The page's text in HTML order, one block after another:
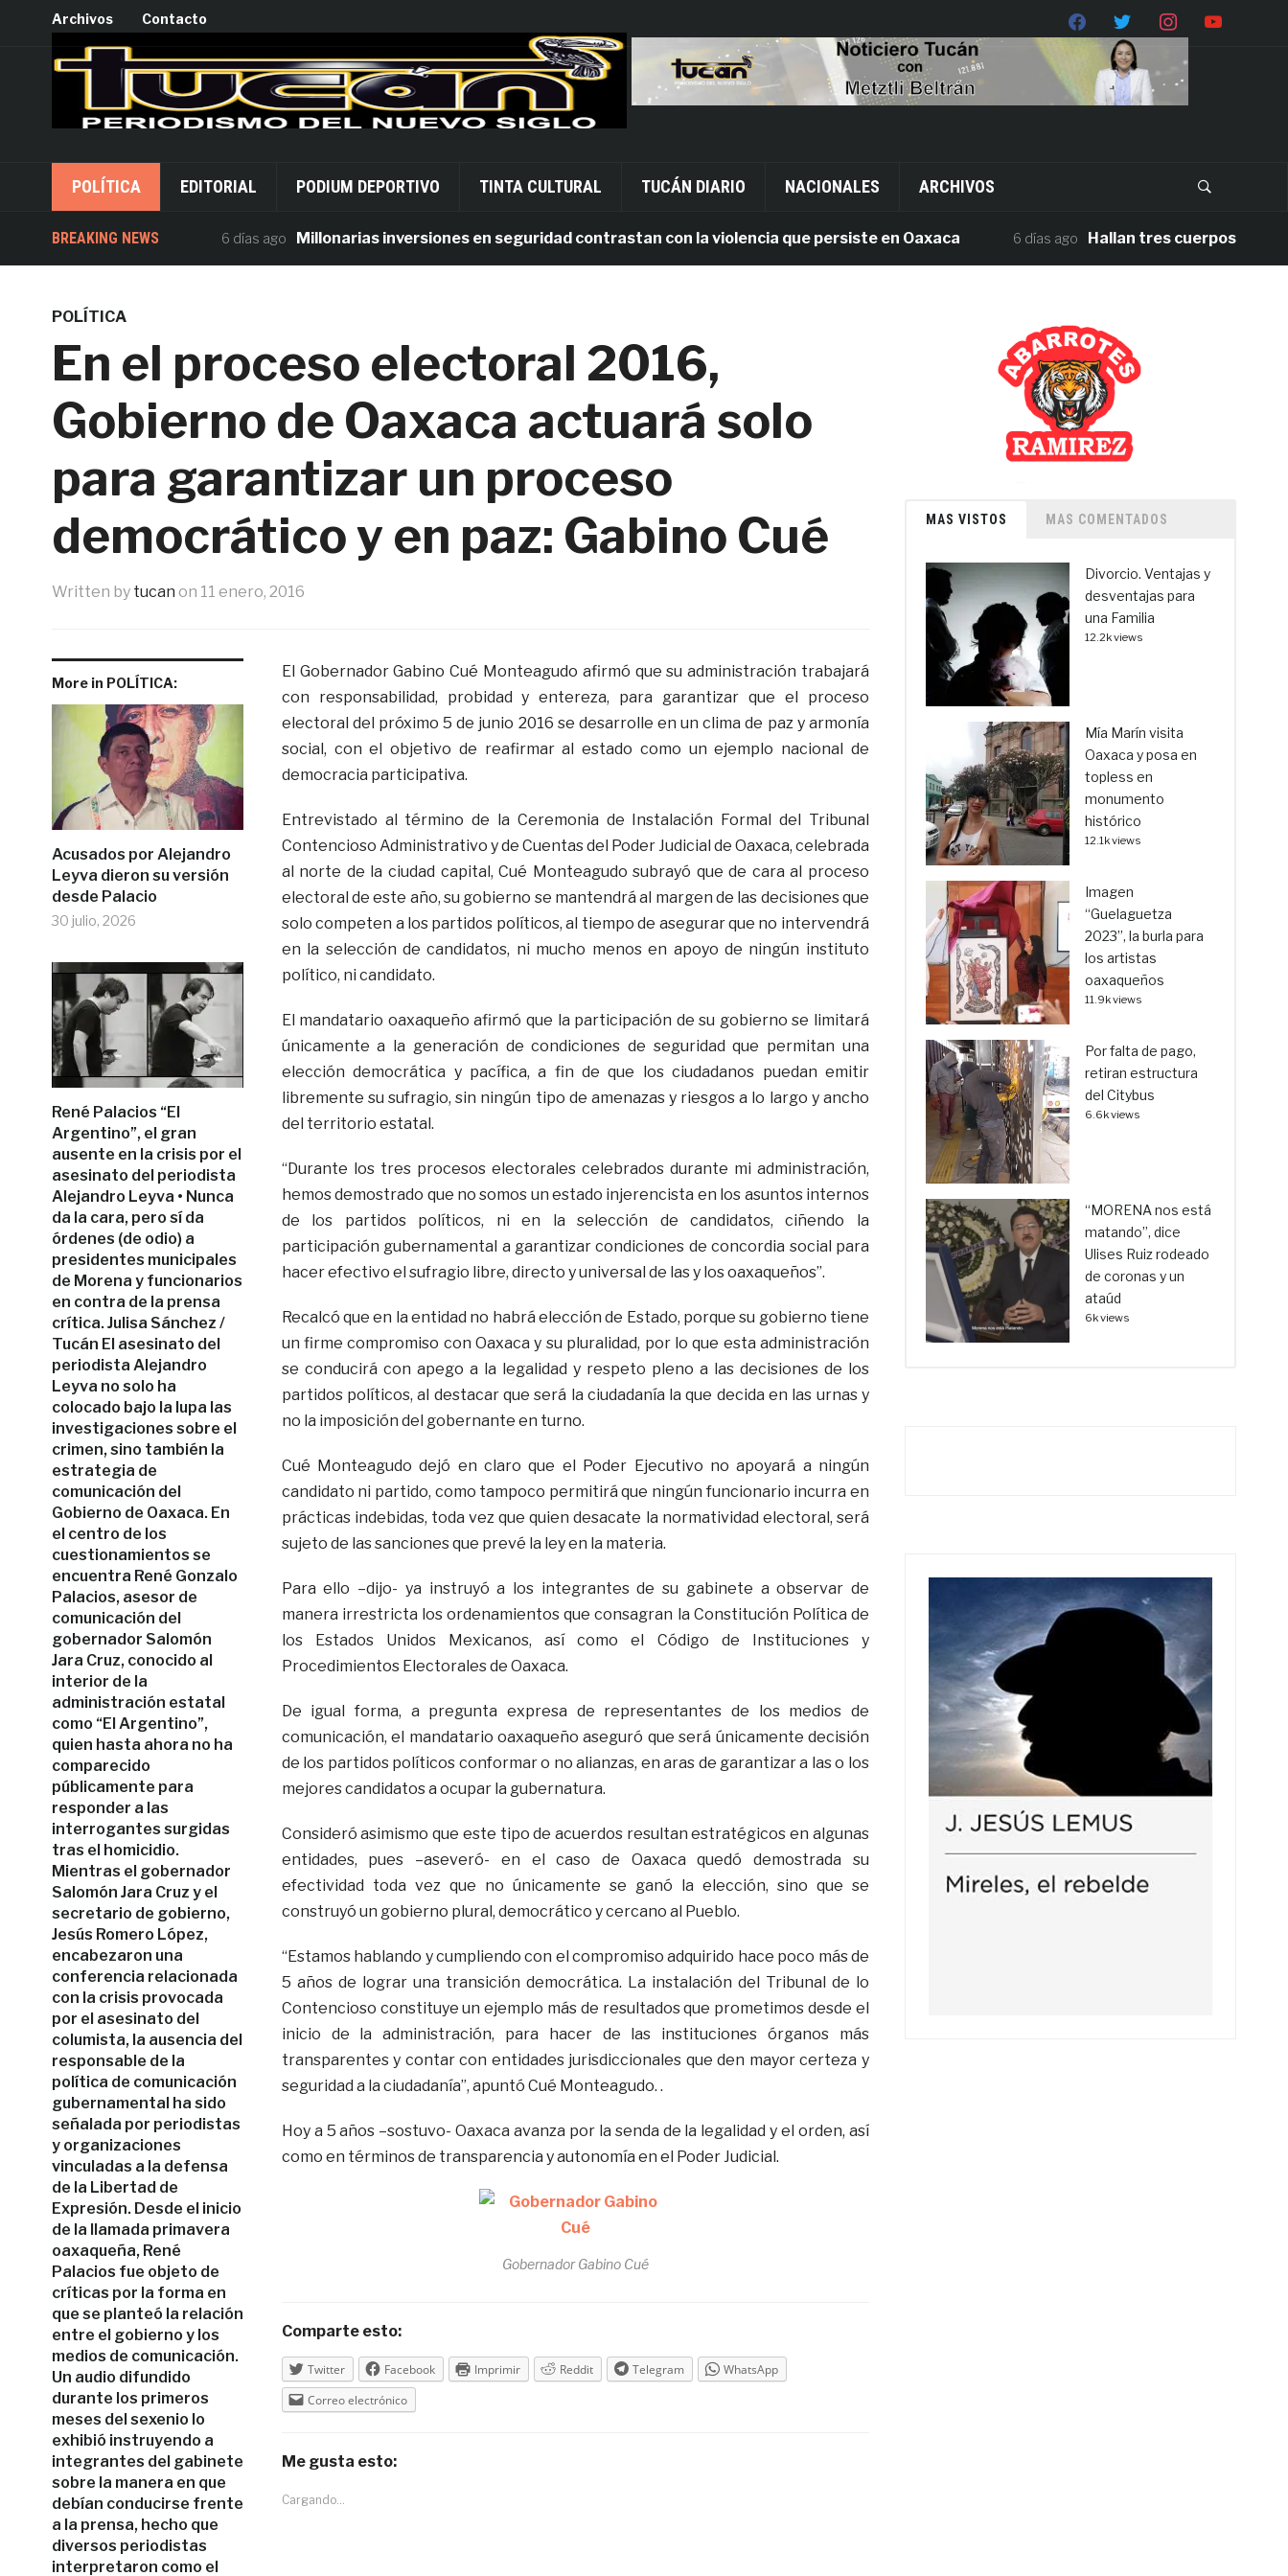
Archivos Contacto
POLÍTICA EDITORIAL PODIUM DEPORTIVO TINTA CULTURAL TUCÁN DIARIO NACIONALES ARCHIVOS
BREAKING NEWS 6 días ago Millonarias inversiones en seguridad contrastan con la violencia que persiste en Oaxaca 6 días ago Hallan tres cuerpos sin vida en
POLÍTICA
En el proceso electoral 2016,
Gobierno de Oaxaca actuará solo
para garantizar un proceso
democrático y en paz: Gabino Cué
Written by tucan on 11 enero, 2016
More in POLÍTICA:
Acusados por Alejandro
Leyva dieron su versión
desde Palacio
30 julio, 2026
René Palacios “El
Argentino”, el gran
ausente en la crisis por el
asesinato del periodista
Alejandro Leyva • Nunca
da la cara, pero sí da
órdenes (de odio) a
presidentes municipales
de Morena y funcionarios
en contra de la prensa
crítica. Julisa Sánchez /
Tucán El asesinato del
periodista Alejandro
Leyva no solo ha
colocado bajo la lupa las
investigaciones sobre el
crimen, sino también la
estrategia de
comunicación del
Gobierno de Oaxaca. En
el centro de los
cuestionamientos se
encuentra René Gonzalo
Palacios, asesor de
comunicación del
gobernador Salomón
Jara Cruz, conocido al
interior de la
administración estatal
como “El Argentino”,
quien hasta ahora no ha
comparecido
públicamente para
responder a las
interrogantes surgidas
tras el homicidio.
Mientras el gobernador
Salomón Jara Cruz y el
secretario de gobierno,
Jesús Romero López,
encabezaron una
conferencia relacionada
con la crisis provocada
por el asesinato del
columista, la ausencia del
responsable de la
política de comunicación
gubernamental ha sido
señalada por periodistas
y organizaciones
vinculadas a la defensa
de la Libertad de
Expresión. Desde el inicio
de la llamada primavera
oaxaqueña, René
Palacios fue objeto de
críticas por la forma en
que se planteó la relación
entre el gobierno y los
medios de comunicación.
Un audio difundido
durante los primeros
meses del sexenio lo
exhibió instruyendo a
integrantes del gabinete
sobre la manera en que
debían conducirse frente
a la prensa, hecho que
diversos periodistas
interpretaron como el
El Gobernador Gabino Cué Monteagudo afirmó que su administración trabajará
con responsabilidad, probidad y entereza, para garantizar que el proceso
electoral del próximo 5 de junio 2016 se desarrolle en un clima de paz y armonía
social, con el objetivo de reafirmar al estado como un ejemplo nacional de
democracia participativa.
Entrevistado al término de la Ceremonia de Instalación Formal del Tribunal
Contencioso Administrativo y de Cuentas del Poder Judicial de Oaxaca, celebrada
al norte de la ciudad capital, Cué Monteagudo subrayó que de cara al proceso
electoral de este año, su gobierno se mantendrá al margen de las decisiones que
solo competen a los partidos políticos, al tiempo de asegurar que no intervendrá
en la selección de candidatos, ni mucho menos en apoyo de ningún instituto
político, ni candidato.
El mandatario oaxaqueño afirmó que la participación de su gobierno se limitará
únicamente a la generación de condiciones de seguridad que permitan una
elección democrática y pacífica, a fin de que los ciudadanos puedan emitir
libremente su sufragio, sin ningún tipo de amenazas y riesgos a lo largo y ancho
del territorio estatal.
“Durante los tres procesos electorales celebrados durante mi administración,
hemos demostrado que no somos un estado injerencista en los asuntos internos
de los partidos políticos, ni en la selección de candidatos, ciñendo la
participación gubernamental a garantizar condiciones de concordia social para
hacer efectivo el sufragio libre, directo y universal de las y los oaxaqueños”.
Recalcó que en la entidad no habrá elección de Estado, porque su gobierno tiene
un firme compromiso con Oaxaca y su pluralidad, por lo que esta administración
se conducirá con apego a la legalidad y respeto pleno a las decisiones de los
partidos políticos, al destacar que será la ciudadanía la que decida en las urnas y
no la imposición del gobernante en turno.
Cué Monteagudo dejó en claro que el Poder Ejecutivo no apoyará a ningún
candidato ni partido, como tampoco permitirá que ningún funcionario incurra en
prácticas indebidas, toda vez que quien desacate la normatividad electoral, será
sujeto de las sanciones que prevé la ley en la materia.
Para ello –dijo- ya instruyó a los integrantes de su gabinete a observar de
manera irrestricta los ordenamientos que consagran la Constitución Política de
los Estados Unidos Mexicanos, así como el Código de Instituciones y
Procedimientos Electorales de Oaxaca.
De igual forma, a pregunta expresa de representantes de los medios de
comunicación, el mandatario oaxaqueño aseguró que será únicamente decisión
de los partidos políticos conformar o no alianzas, en aras de garantizar a las o los
mejores candidatos a ocupar la gubernatura.
Consideró asimismo que este tipo de acuerdos resultan estratégicos en algunas
entidades, pues –aseveró- en el caso de Oaxaca quedó demostrada su
efectividad toda vez que no únicamente se ganó la elección, sino que se
construyó un gobierno plural, democrático y cercano al Pueblo.
“Estamos hablando y cumpliendo con el compromiso adquirido hace poco más de
5 años de lograr una transición democrática. La instalación del Tribunal de lo
Contencioso constituye un ejemplo más de resultados que prometimos desde el
inicio de la administración, para hacer de las instituciones órganos más
transparentes y contar con entidades jurisdiccionales que den mayor certeza y
seguridad a la ciudadanía”, apuntó Cué Monteagudo. .
Hoy a 5 años –sostuvo- Oaxaca avanza por la senda de la legalidad y el orden, así
como en términos de transparencia y autonomía en el Poder Judicial.
Gobernador Gabino Cué
Comparte esto:
Twitter Facebook Imprimir Reddit Telegram
WhatsApp
Correo electrónico
Me gusta esto:
Cargando...
MAS VISTOS MAS COMENTADOS
Divorcio. Ventajas y
desventajas para
una Familia
12.2k views
Mía Marín visita
Oaxaca y posa en
topless en
monumento
histórico
12.1k views
Imagen
“Guelaguetza
2023”, la burla para
los artistas
oaxaqueños
11.9k views
Por falta de pago,
retiran estructura
del Citybus
6.6k views
“MORENA nos está
matando”, dice
Ulises Ruiz rodeado
de coronas y un
ataúd
6k views